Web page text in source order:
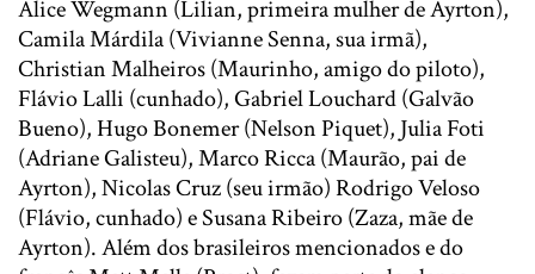
Alice Wegmann (Lilian, primeira mulher de Ayrton),
Camila Márdila (Vivianne Senna, sua irmã),
Christian Malheiros (Maurinho, amigo do piloto),
Flávio Lalli (cunhado), Gabriel Louchard (Galvão
Bueno), Hugo Bonemer (Nelson Piquet), Julia Foti
(Adriane Galisteu), Marco Ricca (Maurão, pai de
Ayrton), Nicolas Cruz (seu irmão) Rodrigo Veloso
(Flávio, cunhado) e Susana Ribeiro (Zaza, mãe de
Ayrton). Além dos brasileiros mencionados e do